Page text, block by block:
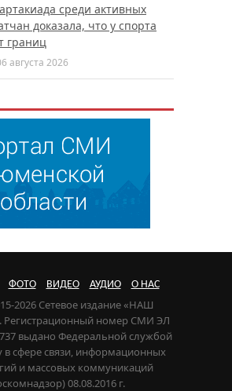
среди активных
доказала, что у спорта
границ
августа 2026
ФОТО ВИДЕО АУДИО О НАС
2026 Сетевое издание «НАШ
Регистрационный номер СМИ ЭЛ
выдано Федеральной службой
в сфере связи, информационных
и массовых коммуникаций
08.08.2016 г.